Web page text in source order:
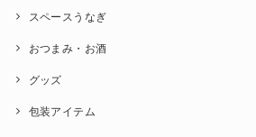
スペースうなぎ
おつまみ・お酒
グッズ
包装アイテム